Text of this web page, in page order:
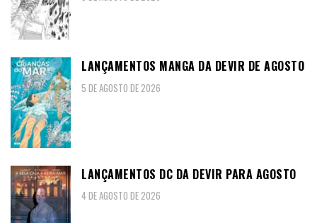
LANÇAMENTOS MANGA DA DEVIR DE AGOSTO
5 DE AGOSTO DE 2026
LANÇAMENTOS DC DA DEVIR PARA AGOSTO
4 DE AGOSTO DE 2026